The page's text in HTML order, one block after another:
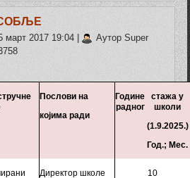
март 2017 19:04
Аутор Super
Послови на
којима ради
Године
радног
стажа у
школи
(1.9.2025.)
Год.; Мес.
Директор школе 10